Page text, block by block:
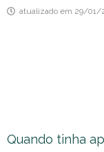
atualizado em 29/01/
Quando tinha